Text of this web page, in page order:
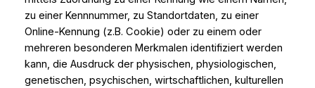
zu einer Kennnummer, zu Standortdaten, zu einer
Online-Kennung (z.B. Cookie) oder zu einem oder
mehreren besonderen Merkmalen identifiziert werden
kann, die Ausdruck der physischen, physiologischen,
genetischen, psychischen, wirtschaftlichen, kulturellen